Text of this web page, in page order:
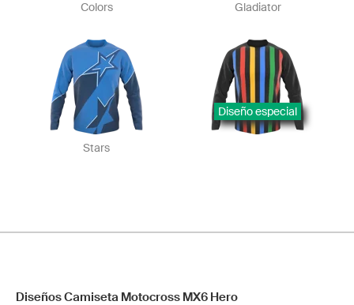
Colors Gladiator
Stars
Diseño especial
Diseños Camiseta Motocross MX6 Hero